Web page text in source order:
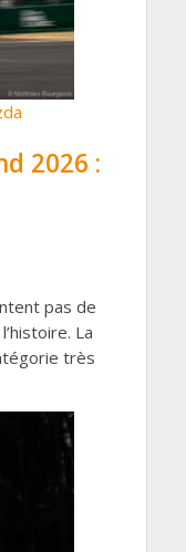
2026 :
pas de
La
très